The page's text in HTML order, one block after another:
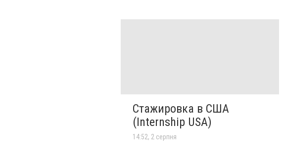
Стажировка в США
(Internship USA)
14:52, 2 серпня